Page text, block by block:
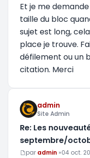
Et je me
taille du bloc
sujet est long,
place je trouve.
défilement ou un
citation. Merci
admin
Site Admin
Re: Les
septembre/
Message
par admin »04 oct.